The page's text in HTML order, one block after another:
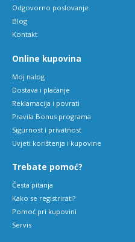
Odgovorno poslovanje
Blog
Kontakt
Online kupovina
Moj nalog
Dostava i plaćanje
Reklamacija i povrati
Pravila Bonus programa
Sigurnost i privatnost
Uvjeti korištenja i kupovine
Trebate pomoć?
Česta pitanja
Kako se registrirati?
Pomoć pri kupovini
Servis